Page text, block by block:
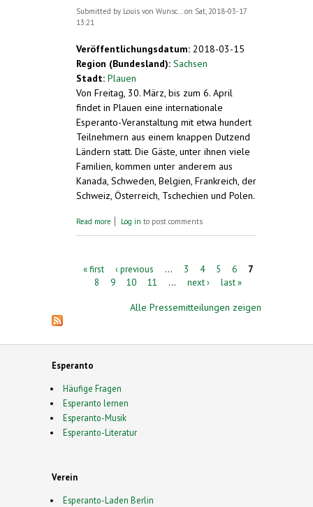
Submitted by Louis von Wunsc...on Sat, 2018-03-17
13:21
Veröffentlichungsdatum: 2018-03-15
Region (Bundesland): Sachsen
Stadt: Plauen
Von Freitag, 30. März, bis zum 6. April
findet in Plauen eine internationale
Esperanto-Veranstaltung mit etwa hundert
Teilnehmern aus einem knappen Dutzend
Ländern statt. Die Gäste, unter ihnen viele
Familien, kommen unter anderem aus
Kanada, Schweden, Belgien, Frankreich, der
Schweiz, Österreich, Tschechien und Polen.
Read more about Esperanto-Sprecher aus neun
Log in to post comments
Pages« first ‹ previous … 3 4 5 6
7
8
9 10 11 … next › last »
Alle Pressemitteilungen zeigen
Esperanto
Häufige Fragen
Esperanto lernen
Esperanto-Musik
Esperanto-Literatur
Verein
Esperanto-Laden Berlin